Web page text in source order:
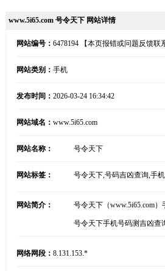
www.5i65.com 号令天下 网站详情
网站编号： 6478194 【本页报错或问题反馈联
网站类别： 手机
发布时间： 2026-03-24 16:34:42
网站域名： www.5i65.com
网站名称： 号令天下
网站标签： 号令天下,号码吉凶查询,手
网站简介： 号令天下（www.5i65.com
号令天下手机号码测吉凶查
网络网段： 8.131.153.*